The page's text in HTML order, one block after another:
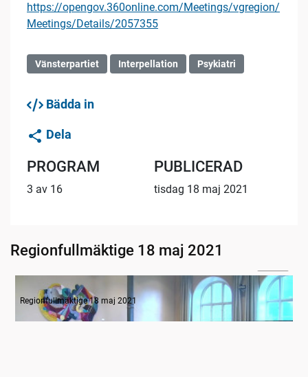
https://opengov.360online.com/Meetings/vgregion/
Meetings/Details/2057355
Vänsterpartiet Interpellation Psykiatri
Bädda in
Dela
PROGRAM
3 av 16
PUBLICERAD
tisdag 18 maj 2021
Regionfullmäktige 18 maj 2021
Inledande formalia
Regionfullmäktige 18 maj 2021